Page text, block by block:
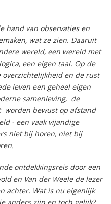
hand van observaties en
wat ze zien. Daaruit
wereld, een wereld met
een eigen taal. Op de
en de rust
leven een geheel eigen
samenleving, de
worden bewust op afstand
- een vaak vijandige
niet bij horen, niet bij
ontdekkingsreis door een
en Van der Weele de lezer
achter. Wat is nu eigenlijk